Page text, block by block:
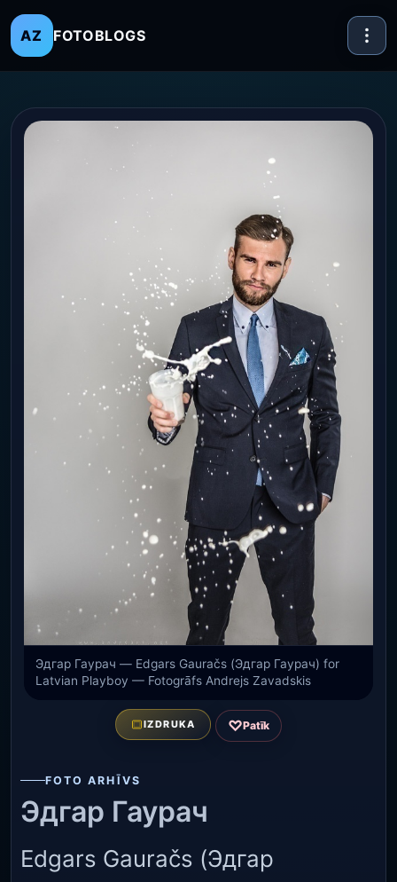
AZ FOTOBLOGS
Эдгар Гаурач — Edgars Gauračs (Эдгар Гаурач) for
Latvian Playboy — Fotogrāfs Andrejs Zavadskis
IZDRUKA ♡Patīk
FOTO ARHĪVS
Эдгар Гаурач
Edgars Gauračs (Эдгар